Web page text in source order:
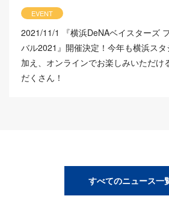
EVENT
2021/11/1
『横浜DeNAベイスターズ
バル2021』開催決定！今年も横浜ス
加え、オンラインでお楽しみいただけ
だくさん！
すべてのニュース一